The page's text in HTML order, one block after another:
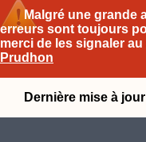
Malgré une grande
erreurs sont toujours
merci de les signaler
Prudhon
Dernière mise à